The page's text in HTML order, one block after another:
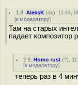
1.8 ,AleksK (ok), 11:44,
[к модератору]
Там на старых
падает композитор
2.9 ,Homo rust (?),
[к модератору]
теперь раз в 4